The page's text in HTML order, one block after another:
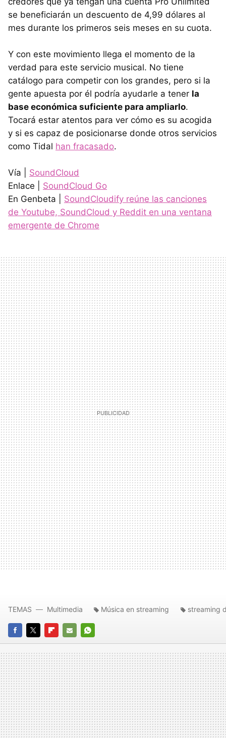
se beneficiarán un descuento de 4,99 dólares al
mes durante los primeros seis meses en su cuota.
Y con este movimiento llega el momento de la
verdad para este servicio musical. No tiene
catálogo para competir con los grandes, pero si la
gente apuesta por él podría ayudarle a tener la
base económica suficiente para ampliarlo.
Tocará estar atentos para ver cómo es su acogida
y si es capaz de posicionarse donde otros servicios
como Tidal han fracasado.
Vía | SoundCloud
Enlace | SoundCloud Go
En Genbeta | SoundCloudify reúne las canciones
de Youtube, SoundCloud y Reddit en una ventana
emergente de Chrome
FACEBOOK
TWITTERFLIPBOARD
E-
MAIL
WHATSAPP
TEMAS Multimedia Música en streaming streaming